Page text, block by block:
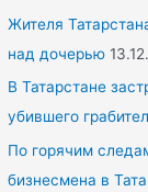
Жителя
над дочерью
В Татарстане
убившего
По горячим
бизнесмена в